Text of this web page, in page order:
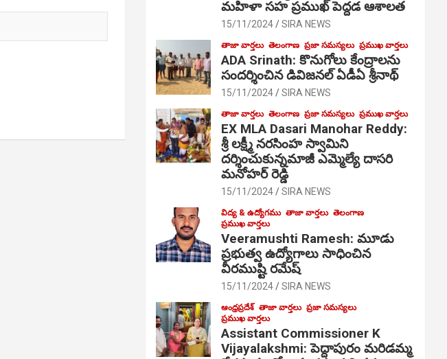
మహిళా సహ ప్రముఖ్ పెద్దడ ఆశాలత
15/11/2024 SIRA NEWS
తాజా వార్తలు తెలంగాణ ప్రజా సమస్యలు ప్రముఖ వార్తలు
ADA Srinath: కొనుగోలు కేంద్రాల‌ను
సంద‌ర్శించిన డివిజనల్ ఏడీఏ శ్రీనాథ్
15/11/2024 SIRA NEWS
తాజా వార్తలు తెలంగాణ ప్రజా సమస్యలు ప్రముఖ వార్తలు
EX MLA Dasari Manohar Reddy:
శ్రీ లక్ష్మీ నరసింహ స్వామిని
దర్శించుకున్నమాజీ ఎమ్మెల్యే దాసరి
మనోహర్ రెడ్డి
15/11/2024 SIRA NEWS
విద్య & ఉద్యోగము తాజా వార్తలు తెలంగాణ
ప్రముఖ వార్తలు
Veeramushti Ramesh: మూడు
ప్రభుత్వ ఉద్యోగాలు సాధించిన
వీరముష్టి రమేష్
15/11/2024 SIRA NEWS
ఆంధ్రప్రదేశ్ తాజా వార్తలు ప్రజా సమస్యలు
ప్రముఖ వార్తలు
Assistant Commissioner K
Vijayalakshmi: పెద్దాపురం మరిడమ్మ